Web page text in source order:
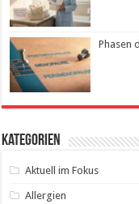
Phasen
Kategorien
Aktuell im Fokus
Allergien